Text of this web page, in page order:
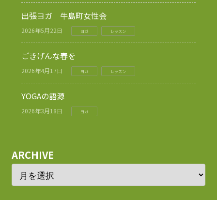
出張ヨガ 牛島町女性会
2026年5月22日 ヨガ レッスン
ごきげんな春を
2026年4月17日 ヨガ レッスン
YOGAの語源
2026年3月18日 ヨガ
ARCHIVE